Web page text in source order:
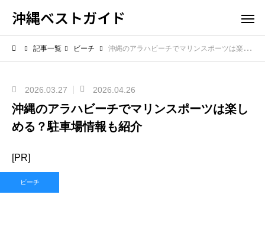
沖縄ベストガイド
記事一覧 ビーチ 沖縄のアラハビーチでマリンスポーツは楽しめる？駐車場情報も紹介
2026.03.27 2026.04.26
沖縄のアラハビーチでマリンスポーツは楽し
める？駐車場情報も紹介
[PR]
ビーチ